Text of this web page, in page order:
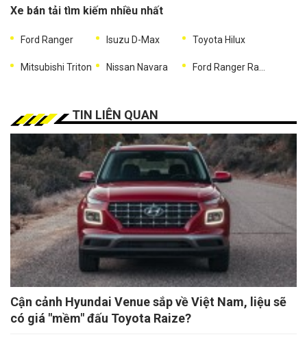
Xe bán tải tìm kiếm nhiều nhất
Ford Ranger Isuzu D-Max Toyota Hilux
Mitsubishi Triton Nissan Navara
TIN LIÊN QUAN
Cận cảnh Hyundai Venue sắp về Việt Nam, liệu sẽ
có giá "mềm" đấu Toyota Raize?